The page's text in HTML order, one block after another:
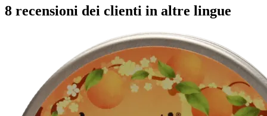
8 recensioni dei clienti in altre lingue